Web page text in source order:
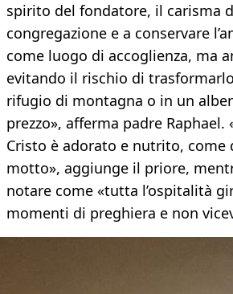
spirito del fondatore, il carisma
congregazione e a conservare
come luogo di accoglienza, ma
evitando il rischio di
rifugio di montagna o in un
prezzo», afferma padre Raphael.
Cristo è adorato e nutrito, come
motto», aggiunge il priore,
notare come «tutta l’ospitalità
momenti di preghiera e non